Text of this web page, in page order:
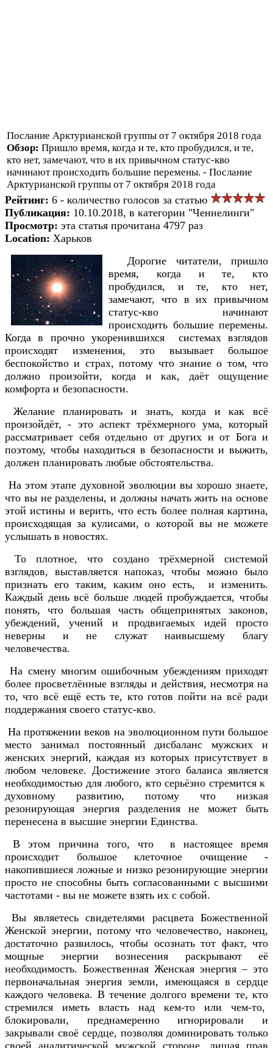
Послание Арктурианской группы от 7 октября 2018 года
Обзор: Пришло время, когда и те, кто пробудился, и те,
кто нет, замечают, что в их привычном статус-кво
начинают происходить большие перемены. - Послание
Арктурианской группы от 7 октября 2018 года
Рейтинг: 6 - количество голосов за статью
Публикация: 10.10.2018, в категории "Ченнелинги"
Просмотр: эта статья прочитана 4797 раз
Location: Харьков
Дорогие читатели, пришло
время, когда и те, кто
пробудился, и те, кто нет,
замечают, что в их привычном
статус-кво начинают
происходить большие перемены.
Когда в прочно укоренившихся системах взглядов
происходят изменения, это вызывает большое
беспокойство и страх, потому что знание о том, что
должно произойти, когда и как, даёт ощущение
комфорта и безопасности.
Желание планировать и знать, когда и как всё
произойдёт, - это аспект трёхмерного ума, который
рассматривает себя отдельно от других и от Бога и
поэтому, чтобы находиться в безопасности и выжить,
должен планировать любые обстоятельства.
На этом этапе духовной эволюции вы хорошо знаете,
что вы не разделены, и должны начать жить на основе
этой истины и верить, что есть более полная картина,
происходящая за кулисами, о которой вы не можете
услышать в новостях.
То плотное, что создано трёхмерной системой
взглядов, выставляется напоказ, чтобы можно было
признать его таким, каким оно есть, и изменить.
Каждый день всё больше людей пробуждается, чтобы
понять, что большая часть общепринятых законов,
убеждений, учений и продвигаемых идей просто
неверны и не служат наивысшему благу
человечества.
На смену многим ошибочным убеждениям приходят
более просветлённые взгляды и действия, несмотря на
то, что всё ещё есть те, кто готов пойти на всё ради
поддержания своего статус-кво.
На протяжении веков на эволюционном пути большое
место занимал постоянный дисбаланс мужских и
женских энергий, каждая из которых присутствует в
любом человеке. Достижение этого баланса является
необходимостью для любого, кто серьёзно стремится к
духовному развитию, потому что низкая
резонирующая энергия разделения не может быть
перенесена в высшие энергии Единства.
В этом причина того, что в настоящее время
происходит большое клеточное очищение -
накопившиеся ложные и низко резонирующие энергии
просто не способны быть согласованными с высшими
частотами - вы не можете взять их с собой.
Вы являетесь свидетелями расцвета Божественной
Женской энергии, потому что человечество, наконец,
достаточно развилось, чтобы осознать тот факт, что
мощные энергии вознесения раскрывают её
необходимость. Божественная Женская энергия – это
первоначальная энергия земли, имеющаяся в сердце
каждого человека. В течение долгого времени те, кто
стремился иметь власть над кем-то или чем-то,
блокировали, преднамеренно игнорировали и
закрывали своё сердце, позволяя доминировать только
своей аналитической мужской стороне, лишая прав